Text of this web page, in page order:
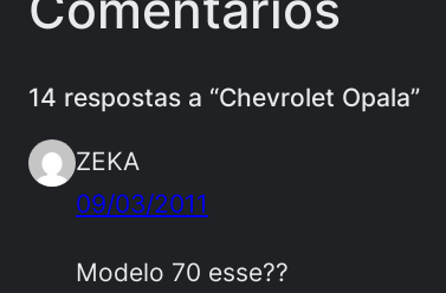
14 respostas a “Chevrolet Opala”
ZEKA
09/03/2011
Modelo 70 esse??